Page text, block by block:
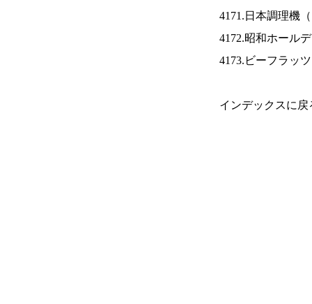
4171.日本調理機（
4172.昭和ホール
4173.ビーフラッ
インデックスに戻